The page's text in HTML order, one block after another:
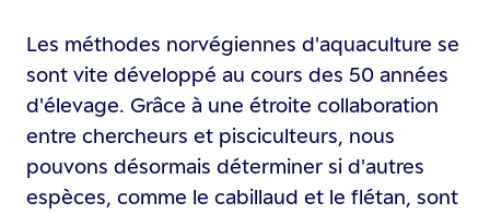
Les méthodes norvégiennes d'aquaculture se
sont vite développé au cours des 50 années
d'élevage. Grâce à une étroite collaboration
entre chercheurs et pisciculteurs, nous
pouvons désormais déterminer si d'autres
espèces, comme le cabillaud et le flétan, sont